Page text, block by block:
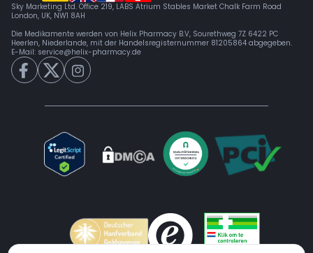
Sky Marketing Ltd. Office 219, LABS Atrium Stables Market Chalk Farm Road
London, UK, NW1 8AH
Die Medikamente werden von Helix Pharmacy B.V, Sourethweg 7Z 6422 PC
Heerlen, Niederlande, mit der Handelsregisternummer 81205864 abgegeben.
E-Mail: service@helix-pharmacy.de